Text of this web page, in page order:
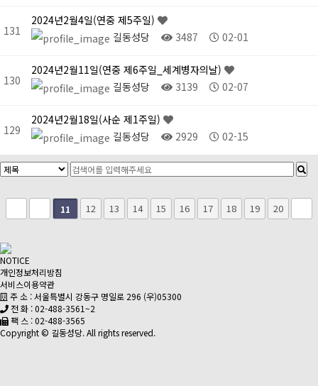
131
2024년2월4일(연중 제5주일)
길동성당
3487 02-01
130
2024년2월11일(연중 제6주일_세계병자의날)
길동성당
3139 02-07
129
2024년2월18일(사순 제1주일)
길동성당
2929 02-15
11 12 13 14 15 16 17 18 19 20
NOTICE
개인정보처리방침
서비스이용약관
주 소 : 서울특별시 강동구 명일로 296 (우)05300
전 화 : 02-488-3561~2
팩 스 : 02-488-3565
Copyright © 길동성당. All rights reserved.